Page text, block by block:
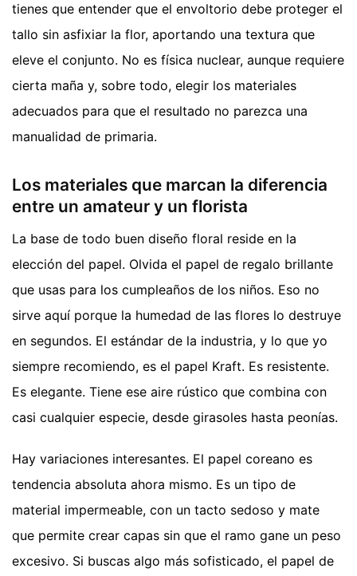
tienes que entender que el envoltorio debe proteger el
tallo sin asfixiar la flor, aportando una textura que
eleve el conjunto. No es física nuclear, aunque requiere
cierta maña y, sobre todo, elegir los materiales
adecuados para que el resultado no parezca una
manualidad de primaria.
Los materiales que marcan la diferencia
entre un amateur y un florista
La base de todo buen diseño floral reside en la
elección del papel. Olvida el papel de regalo brillante
que usas para los cumpleaños de los niños. Eso no
sirve aquí porque la humedad de las flores lo destruye
en segundos. El estándar de la industria, y lo que yo
siempre recomiendo, es el papel Kraft. Es resistente.
Es elegante. Tiene ese aire rústico que combina con
casi cualquier especie, desde girasoles hasta peonías.
Hay variaciones interesantes. El papel coreano es
tendencia absoluta ahora mismo. Es un tipo de
material impermeable, con un tacto sedoso y mate
que permite crear capas sin que el ramo gane un peso
excesivo. Si buscas algo más sofisticado, el papel de